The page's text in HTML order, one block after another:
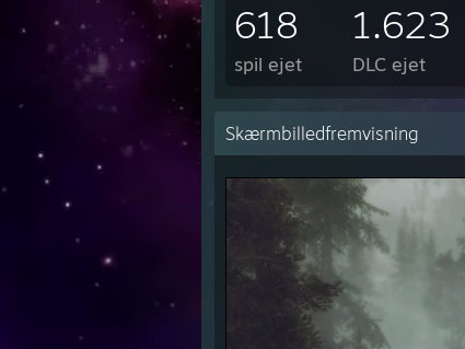
618
spil ejet
1.623
DLC ejet
Skærmbilledfremvisning